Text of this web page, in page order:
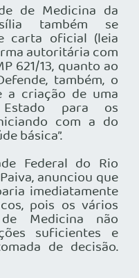
de Medicina da
também se
carta oficial (leia
autoritária com
621/13, quanto ao
também, o
a criação de uma
para os
com a do
básica”.
Federal do Rio
anunciou que
imediatamente
pois os vários
Medicina não
suficientes e
de decisão.